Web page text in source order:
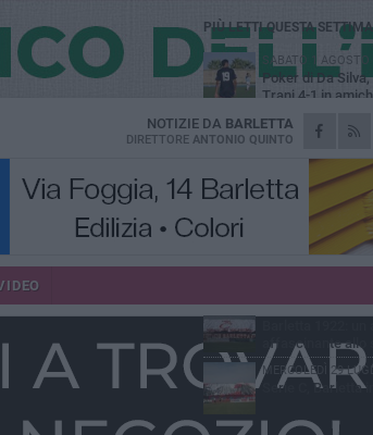
NOTIZIE DA BARLETTA
DIRETTORE ANTONIO QUINTO
PIÙ LETTI QUESTA
SABATO 1 AGOSTO
Poker di Da
Trani 4-1 in
VENERDÌ 31 LUGLIO
Serie C Sky Wifi:
prime otto
VENERDÌ 31 LUGLIO
Il calcio italiano
GIOVEDÌ 6 AGOSTO
Addio a mister
VENERDÌ 31 LUGLIO
affascinante allo
MERCOLEDÌ 29
Serie C, Barletta